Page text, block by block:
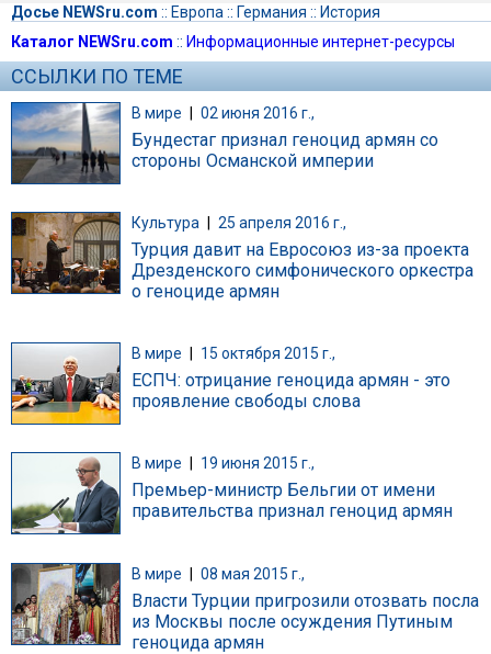
Досье NEWSru.com :: Европа :: Германия :: История
Каталог NEWSru.com :: Информационные интернет-ресурсы
ССЫЛКИ ПО ТЕМЕ
В мире | 02 июня 2016 г.,
Бундестаг признал геноцид армян со
стороны Османской империи
Культура 25 апреля 2016 г.,
Турция давит на Евросоюз из-за проекта
Дрезденского симфонического оркестра
о геноциде армян
В мире 15 октября 2015 г.,
ЕСПЧ: отрицание геноцида армян - это
проявление свободы слова
В мире 19 июня 2015 г.,
Премьер-министр Бельгии от имени
правительства признал геноцид армян
В мире | 08 мая 2015 г.,
Власти Турции пригрозили отозвать посла
из Москвы после осуждения Путиным
геноцида армян